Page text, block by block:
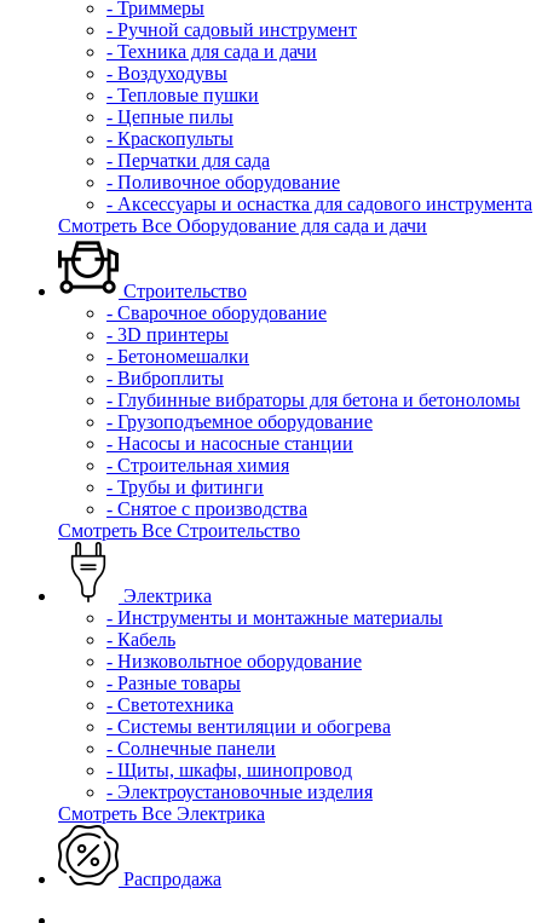
- Триммеры
- Ручной садовый инструмент
- Техника для сада и дачи
- Воздуходувы
- Тепловые пушки
- Цепные пилы
- Краскопульты
- Перчатки для сада
- Поливочное оборудование
- Аксессуары и оснастка для садового инструмента
Смотреть Все Оборудование для сада и дачи
Строительство
- Сварочное оборудование
- 3D принтеры
- Бетономешалки
- Виброплиты
- Глубинные вибраторы для бетона и бетоноломы
- Грузоподъемное оборудование
- Насосы и насосные станции
- Строительная химия
- Трубы и фитинги
- Снятое с производства
Смотреть Все Строительство
Электрика
- Инструменты и монтажные материалы
- Кабель
- Низковольтное оборудование
- Разные товары
- Светотехника
- Системы вентиляции и обогрева
- Солнечные панели
- Щиты, шкафы, шинопровод
- Электроустановочные изделия
Смотреть Все Электрика
Распродажа